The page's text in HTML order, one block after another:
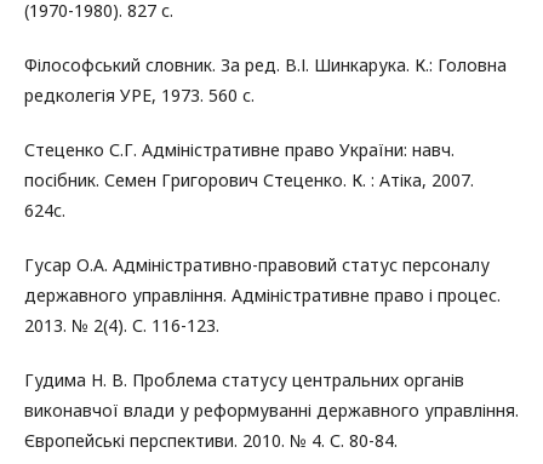
(1970-1980). 827 с.
Філософський словник. За ред. В.І. Шинкарука. К.: Головна
редколегія УРЕ, 1973. 560 с.
Стеценко С.Г. Адміністративне право України: навч.
посібник. Семен Григорович Стеценко. К. : Атіка, 2007.
624c.
Гусар О.А. Адміністративно-правовий статус персоналу
державного управління. Адміністративне право і процес.
2013. № 2(4). С. 116-123.
Гудима Н. В. Проблема статусу центральних органів
виконавчої влади у реформуванні державного управління.
Європейські перспективи. 2010. № 4. С. 80-84.